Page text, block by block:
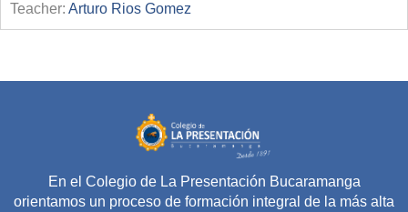
Teacher: Arturo Rios Gomez
En el Colegio de La Presentación Bucaramanga
orientamos un proceso de formación integral de la más alta